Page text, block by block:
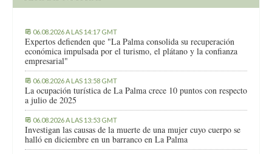
06.08.2026 A LAS 14:17 GMT
Expertos defienden que "La Palma consolida su recuperación
económica impulsada por el turismo, el plátano y la confianza
empresarial"
06.08.2026 A LAS 13:58 GMT
La ocupación turística de La Palma crece 10 puntos con respecto
a julio de 2025
06.08.2026 A LAS 13:53 GMT
Investigan las causas de la muerte de una mujer cuyo cuerpo se
halló en diciembre en un barranco en La Palma